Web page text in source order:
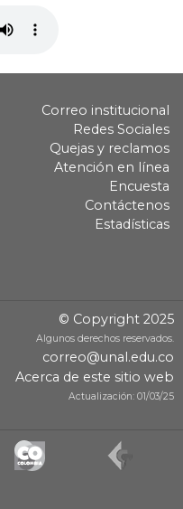
Correo institucional
Redes Sociales
Quejas y reclamos
Atención en línea
Encuesta
Contáctenos
Estadísticas
© Copyright 2025
Algunos derechos reservados.
correo@unal.edu.co
Acerca de este sitio web
Actualización: 01/03/25